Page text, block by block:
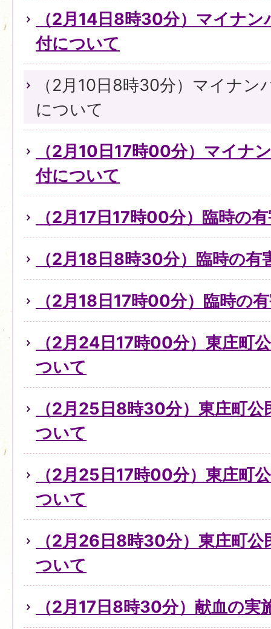
（2月14日8時30分）マイナ
付について
（2月10日8時30分）マイナン
について
（2月10日17時00分）マイナ
付について
（2月17日17時00分）臨時の
（2月18日8時30分）臨時の
（2月18日17時00分）臨時の
（2月24日17時00分）東庄町
ついて
（2月25日8時30分）東庄町
ついて
（2月25日17時00分）東庄町
ついて
（2月26日8時30分）東庄町
ついて
（2月17日8時30分）献血の実